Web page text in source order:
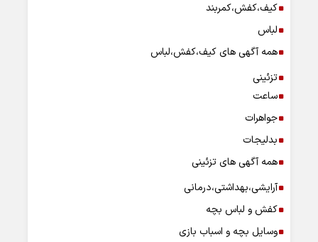
کیف،کفش،کمربند
لباس
همه آگهی های کیف،کفش،لباس
تزئینی
ساعت
جواهرات
بدلیجات
همه آگهی های تزئینی
آرایشی،بهداشتی،درمانی
کفش و لباس بچه
وسایل بچه و اسباب بازی